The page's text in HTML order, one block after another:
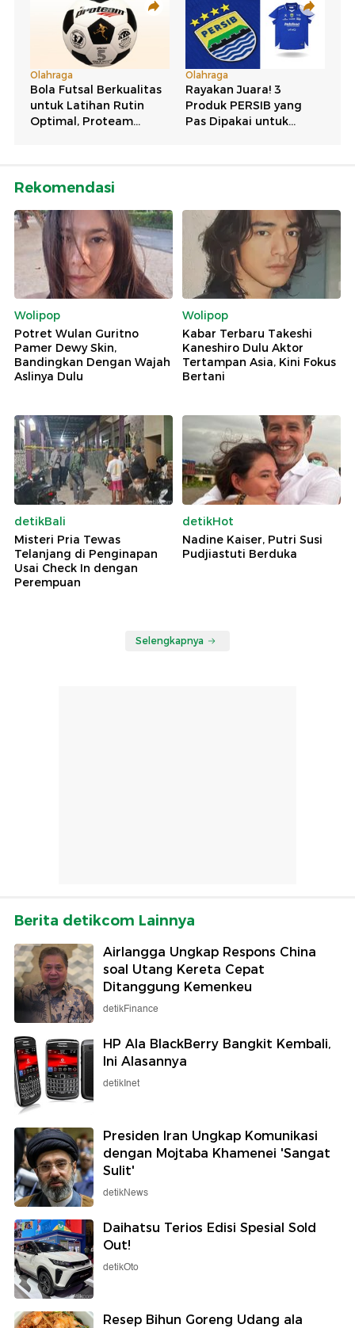
Rekomendasi
Wolipop
Potret Wulan Guritno
Pamer Dewy Skin,
Bandingkan Dengan Wajah
Aslinya Dulu
Wolipop
Kabar Terbaru Takeshi
Kaneshiro Dulu Aktor
Tertampan Asia, Kini Fokus
Bertani
detikBali
Misteri Pria Tewas
Telanjang di Penginapan
Usai Check In dengan
Perempuan
detikHot
Nadine Kaiser, Putri Susi
Pudjiastuti Berduka
Selengkapnya
Berita detikcom Lainnya
Airlangga Ungkap Respons China
soal Utang Kereta Cepat
Ditanggung Kemenkeu
detikFinance
HP Ala BlackBerry Bangkit Kembali,
Ini Alasannya
detikInet
Presiden Iran Ungkap Komunikasi
dengan Mojtaba Khamenei 'Sangat
Sulit'
detikNews
Daihatsu Terios Edisi Spesial Sold
Out!
detikOto
Resep Bihun Goreng Udang ala